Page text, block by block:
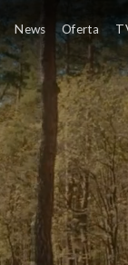
News Oferta